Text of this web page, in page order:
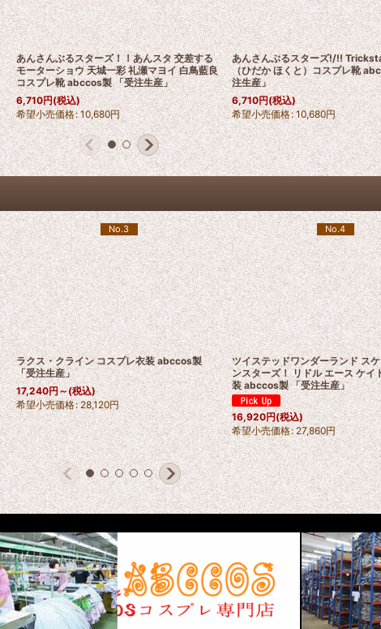
あんさんぶるスターズ！！あんスタ 交差する
モーターショウ 天城一彩 礼瀬マヨイ 白鳥藍良
コスプレ靴 abccos製 「受注生産」
6,710円(税込)
希望小売価格: 10,680円
あんさんぶるスターズ!/!!
（ひだか ほくと）コスプレ靴
注生産」
6,710円(税込)
希望小売価格: 10,680円
No.3
ラクス・クライン コスプレ衣装 abccos製
「受注生産」
17,240円 ～(税込)
希望小売価格: 28,120円
No.4
ツイステッドワンダーランド ス
ンスターズ！ リドル エース ケイ
装 abccos製 「受注生産」
16,920円(税込)
希望小売価格: 27,860円